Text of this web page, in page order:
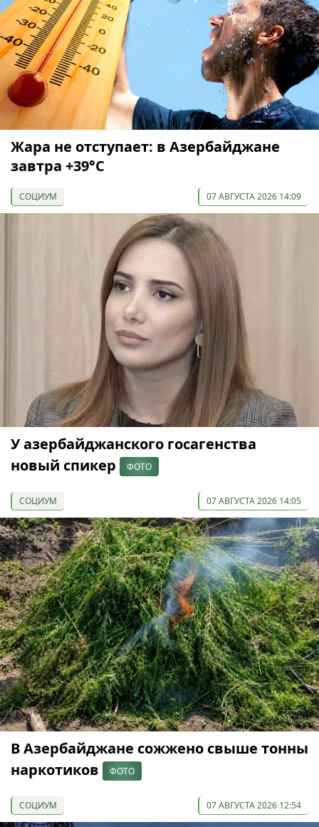
Жара не отступает: в Азербайджане
завтра +39°С
СОЦИУМ 07 АВГУСТА 2026 14:09
У азербайджанского госагенства
новый спикер
ФОТО
СОЦИУМ 07 АВГУСТА 2026 14:05
В Азербайджане сожжено свыше тонны
наркотиков
ФОТО
СОЦИУМ 07 АВГУСТА 2026 12:54